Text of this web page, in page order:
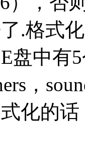
.格式
盘中有
，
化的